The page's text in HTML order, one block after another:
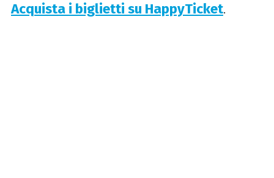
Acquista i biglietti su HappyTicket.